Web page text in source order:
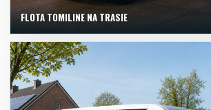
FLOTA TOMILINE NA TRASIE